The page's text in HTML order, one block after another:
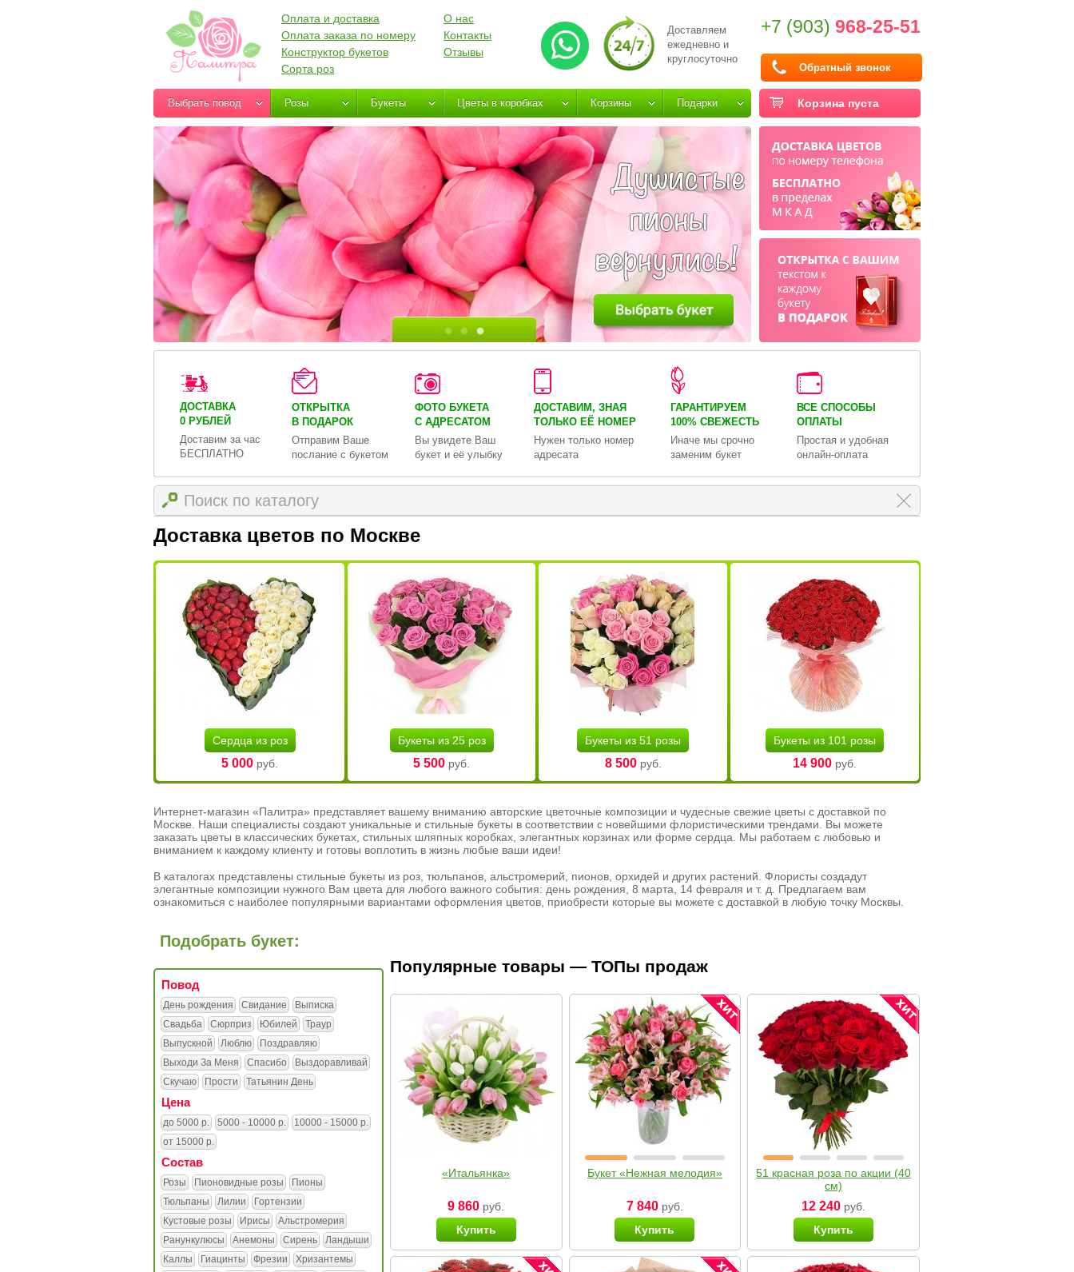
Доставляем
ежедневно и
круглосуточно
+7 (903) 968-25-51
Обратный звонок
Оплата и доставка
Оплата заказа по номеру
Конструктор букетов
Сорта роз
О нас
Контакты
Отзывы
Корзина пуста
Выбрать повод Розы Букеты Цветы в коробках Корзины Подарки
ДОСТАВКА
0 РУБЛЕЙ
Доставим за час
БЕСПЛАТНО
ОТКРЫТКА
В ПОДАРОК
Отправим Ваше
послание с букетом
ФОТО БУКЕТА
С АДРЕСАТОМ
Вы увидете Ваш
букет и её улыбку
ДОСТАВИМ, ЗНАЯ
ТОЛЬКО ЕЁ НОМЕР
Нужен только номер
адресата
ГАРАНТИРУЕМ
100% СВЕЖЕСТЬ
Иначе мы срочно
заменим букет
ВСЕ СПОСОБЫ
ОПЛАТЫ
Простая и удобная
онлайн-оплата
Доставка цветов по Москве
Сердца из роз
5 000 руб.
Букеты из 25 роз
5 500 руб.
Букеты из 51 розы
8 500руб.
Букеты из 101 розы
14 900руб.
Интернет-магазин «Палитра» представляет вашему вниманию авторские цветочные композиции и чудесные свежие цветы с доставкой по
Москве. Наши специалисты создают уникальные и стильные букеты в соответствии с новейшими флористическими трендами. Вы можете
заказать цветы в классических букетах, стильных шляпных коробках, элегантных корзинах или форме сердца. Мы работаем с любовью и
вниманием к каждому клиенту и готовы воплотить в жизнь любые ваши идеи!
В каталогах представлены стильные букеты из роз, тюльпанов, альстромерий, пионов, орхидей и других растений. Флористы создадут
элегантные композиции нужного Вам цвета для любого важного события: день рождения, 8 марта, 14 февраля и т. д. Предлагаем вам
ознакомиться с наиболее популярными вариантами оформления цветов, приобрести которые вы можете с доставкой в любую точку Москвы.
Подобрать букет:
Повод
День рождения Свидание
Выписка
Свадьба
Сюрприз Юбилей
Траур
Выпускной
Люблю
Поздравляю
Выходи За Меня
Спасибо
Выздоравливай
Скучаю
Прости Татьянин День
Цена
до 5000 р. 5000 - 10000 р.
10000 - 15000 р.
от 15000 р.
Состав
Розы Пионовидные розы
Пионы
Тюльпаны
Лилии
Гортензии
Кустовые розы
Ирисы
Альстромерия
Ранункулюсы
Анемоны Сирень
Ландыши
Каллы
Гиацинты Фрезии
Хризантемы
Популярные товары — ТОПы продаж
«Итальянка»
9 860 руб.
Купить
Букет «Нежная мелодия»
7 840руб.
Купить
51 красная роза по акции (40
см)
12 240 руб.
Купить